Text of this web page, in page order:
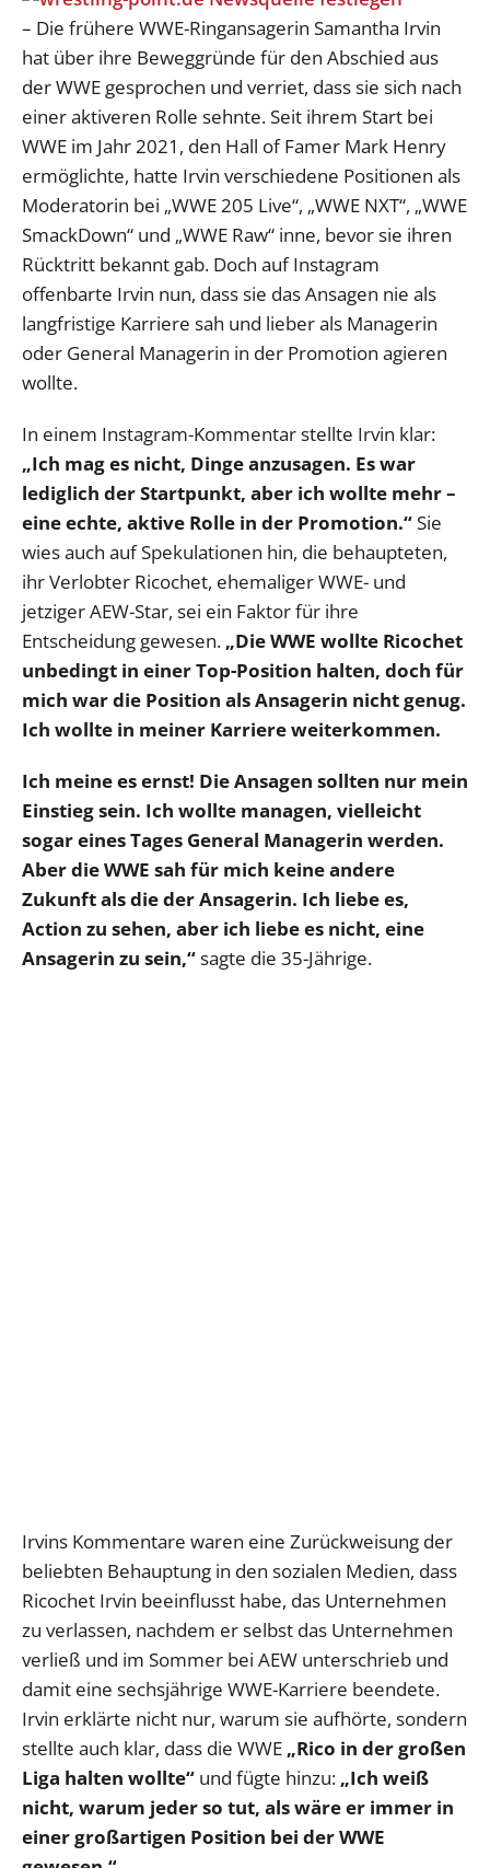
– Die frühere WWE-Ringansagerin Samantha Irvin
hat über ihre Beweggründe für den Abschied aus
der WWE gesprochen und verriet, dass sie sich nach
einer aktiveren Rolle sehnte. Seit ihrem Start bei
WWE im Jahr 2021, den Hall of Famer Mark Henry
ermöglichte, hatte Irvin verschiedene Positionen als
Moderatorin bei „WWE 205 Live“, „WWE NXT“, „WWE
SmackDown“ und „WWE Raw“ inne, bevor sie ihren
Rücktritt bekannt gab. Doch auf Instagram
offenbarte Irvin nun, dass sie das Ansagen nie als
langfristige Karriere sah und lieber als Managerin
oder General Managerin in der Promotion agieren
wollte.
In einem Instagram-Kommentar stellte Irvin klar:
„Ich mag es nicht, Dinge anzusagen. Es war
lediglich der Startpunkt, aber ich wollte mehr –
eine echte, aktive Rolle in der Promotion.“Sie
wies auch auf Spekulationen hin, die behaupteten,
ihr Verlobter Ricochet, ehemaliger WWE- und
jetziger AEW-Star, sei ein Faktor für ihre
Entscheidung gewesen. „Die WWE wollte Ricochet
unbedingt in einer Top-Position halten, doch für
mich war die Position als Ansagerin nicht genug.
Ich wollte in meiner Karriere weiterkommen.
Ich meine es ernst! Die Ansagen sollten nur mein
Einstieg sein. Ich wollte managen, vielleicht
sogar eines Tages General Managerin werden.
Aber die WWE sah für mich keine andere
Zukunft als die der Ansagerin. Ich liebe es,
Action zu sehen, aber ich liebe es nicht, eine
Ansagerin zu sein,“sagte die 35-Jährige.
Irvins Kommentare waren eine Zurückweisung der
beliebten Behauptung in den sozialen Medien, dass
Ricochet Irvin beeinflusst habe, das Unternehmen
zu verlassen, nachdem er selbst das Unternehmen
verließ und im Sommer bei AEW unterschrieb und
damit eine sechsjährige WWE-Karriere beendete.
Irvin erklärte nicht nur, warum sie aufhörte, sondern
stellte auch klar, dass die WWE „Rico in der großen
Liga halten wollte“ und fügte hinzu: „Ich weiß
nicht, warum jeder so tut, als wäre er immer in
einer großartigen Position bei der WWE